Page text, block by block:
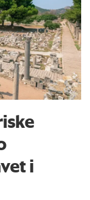
i